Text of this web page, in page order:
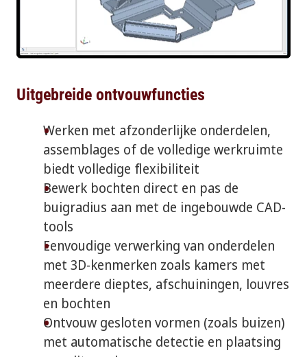
Uitgebreide ontvouwfuncties
Werken met afzonderlijke onderdelen,
assemblages of de volledige werkruimte
biedt volledige flexibiliteit
Bewerk bochten direct en pas de
buigradius aan met de ingebouwde CAD-
tools
Eenvoudige verwerking van onderdelen
met 3D-kenmerken zoals kamers met
meerdere dieptes, afschuiningen, louvres
en bochten
Ontvouw gesloten vormen (zoals buizen)
met automatische detectie en plaatsing